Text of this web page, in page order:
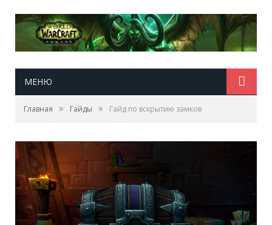
МЕНЮ
Главная » Гайды » Гайд по вскрытию замков